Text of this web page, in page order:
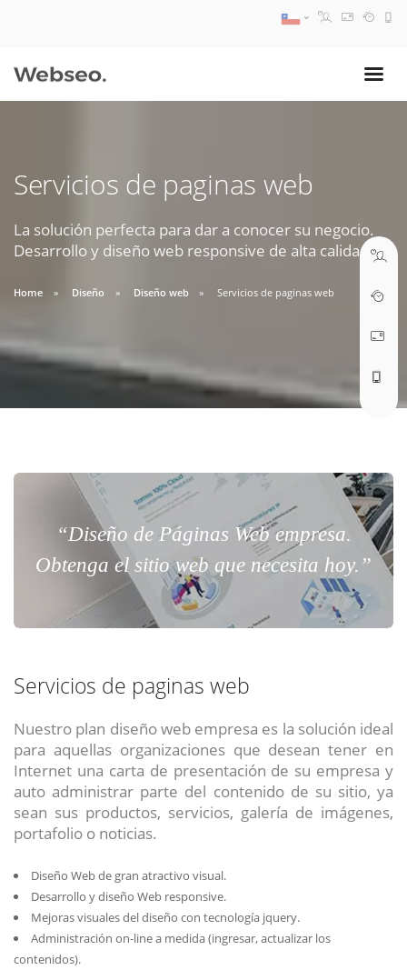
Servicios de paginas web
La solución perfecta para dar a conocer su negocio.
Desarrollo y diseño web responsive de alta calidad.
Home Diseño Diseño web Servicios de paginas web
“Diseño de Páginas Web empresa.
Obtenga el sitio web que necesita hoy.”
Servicios de paginas web
Nuestro plan diseño web empresa es la solución ideal
para aquellas organizaciones que desean tener en
Internet una carta de presentación de su empresa y
auto administrar parte del contenido de su sitio, ya
sean sus productos, servicios, galería de imágenes,
portafolio o noticias.
Diseño Web de gran atractivo visual.
Desarrollo y diseño Web responsive.
Mejoras visuales del diseño con tecnología jquery.
Administración on-line a medida (ingresar, actualizar los
contenidos).
09:30 AM A 18:30 PM
soporte@webseo.cl